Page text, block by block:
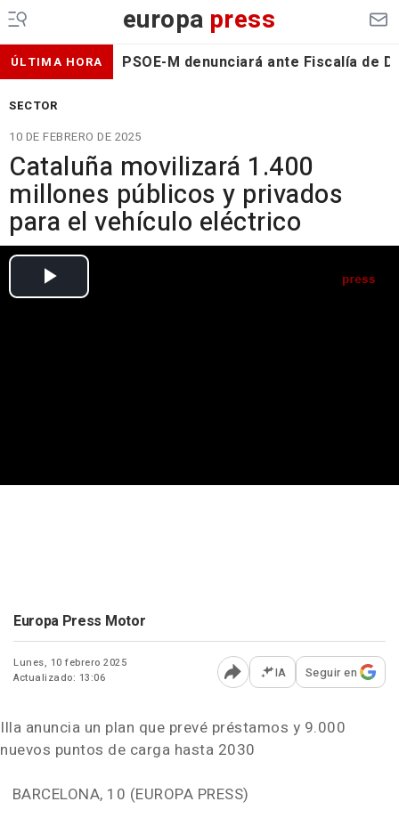
europa press
ÚLTIMA HORA PSOE-M denunciará ante Fiscalía de
SECTOR
10 DE FEBRERO DE 2025
Cataluña movilizará 1.400
millones públicos y privados
para el vehículo eléctrico
Europa Press Motor
Lunes, 10 febrero 2025
Actualizado: 13:06
Abrir opciones para
IA Seguir en
Illa anuncia un plan que prevé préstamos y 9.000
nuevos puntos de carga hasta 2030
BARCELONA, 10 (EUROPA PRESS)